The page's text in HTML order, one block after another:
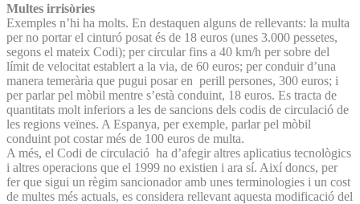
Multes irrisòries
Exemples n’hi ha molts. En destaquen alguns de rellevants: la multa
per no portar el cinturó posat és de 18 euros (unes 3.000 pessetes,
segons el mateix Codi); per circular fins a 40 km/h per sobre del
límit de velocitat establert a la via, de 60 euros; per conduir d’una
manera temerària que pugui posar en perill persones, 300 euros; i
per parlar pel mòbil mentre s’està conduint, 18 euros. Es tracta de
quantitats molt inferiors a les de sancions dels codis de circulació de
les regions veïnes. A Espanya, per exemple, parlar pel mòbil
conduint pot costar més de 100 euros de multa.
A més, el Codi de circulació ha d’afegir altres aplicatius tecnològics
i altres operacions que el 1999 no existien i ara sí. Així doncs, per
fer que sigui un règim sancionador amb unes terminologies i un cost
de multes més actuals, es considera rellevant aquesta modificació del